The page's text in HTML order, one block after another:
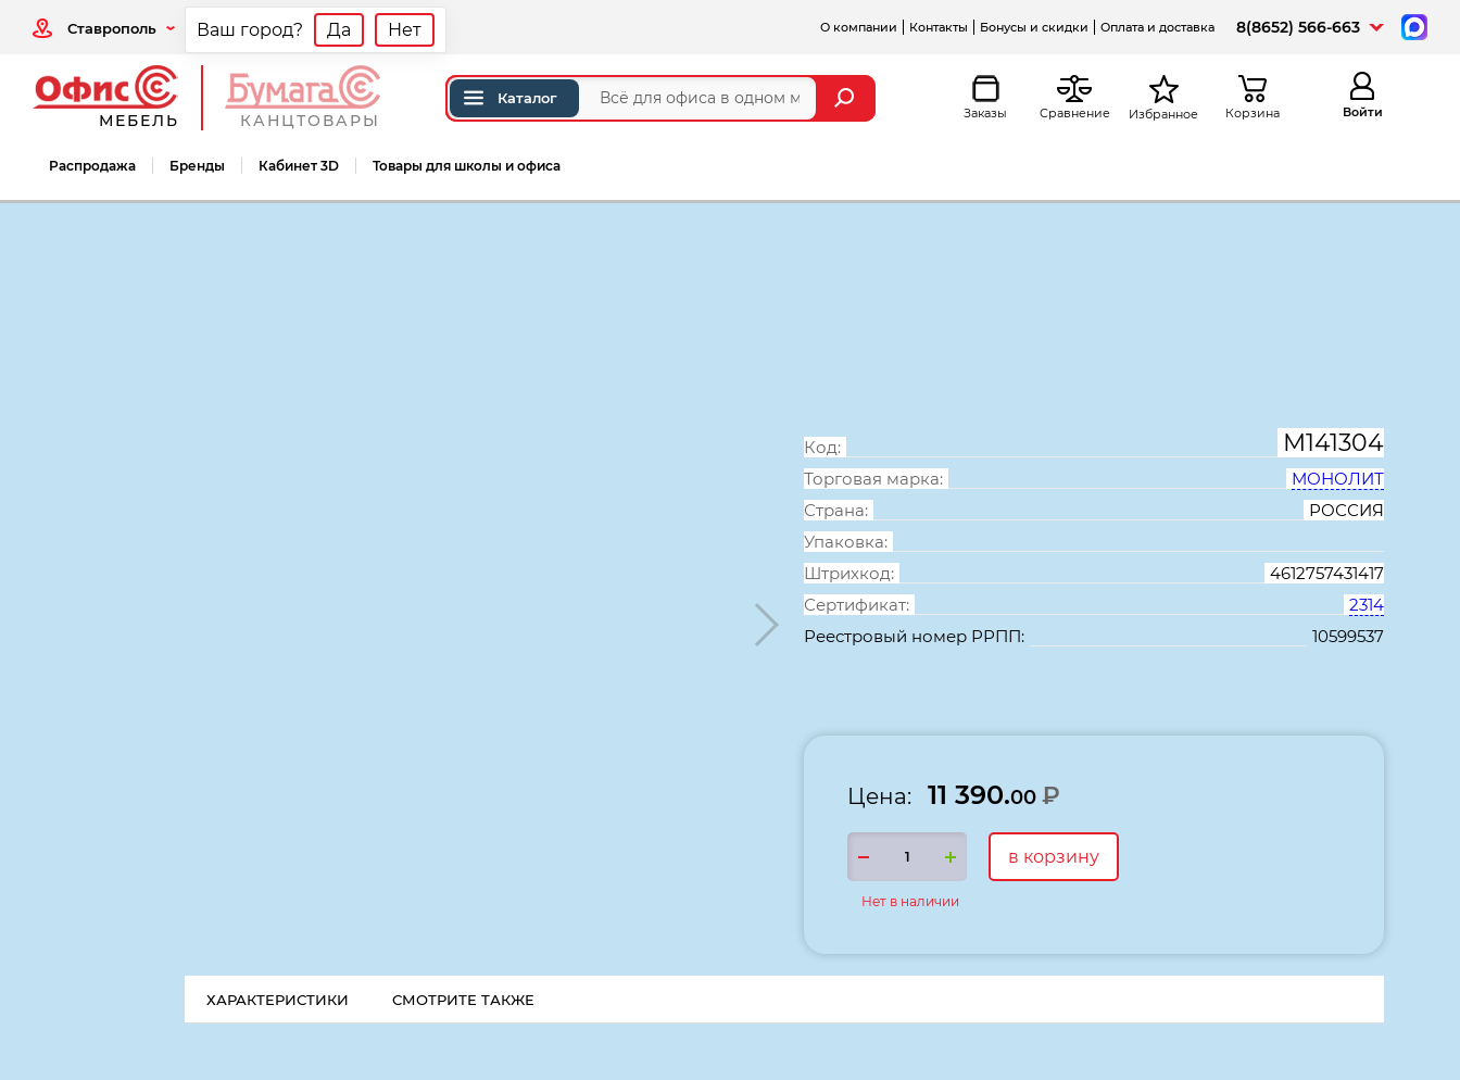
Ставрополь Ваш город? Да Нет О компании Контакты Бонусы и скидки Оплата и доставка 8(8652) 566-663
МЕБЕЛЬ КАНЦТОВАРЫ
Каталог
Заказы Сравнение Избранное Корзина Войти
Распродажа Бренды Кабинет 3D Товары для школы и офиса
Код: М141304
Торговая марка:
МОНОЛИТ
Страна:
РОССИЯ
Упаковка:
Штрихкод:
4612757431417
Сертификат:
2314
Реестровый номер РРПП:
10599537
Цена: 11 390.00 ₽
в корзину
Нет в наличии
ХАРАКТЕРИСТИКИ СМОТРИТЕ ТАКЖЕ